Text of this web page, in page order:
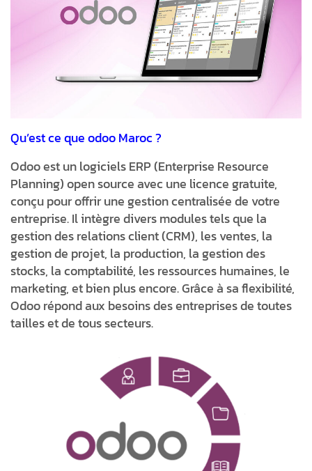
Qu’est ce que odoo Maroc ?
Odoo est un logiciels ERP (Enterprise Resource
Planning) open source avec une licence gratuite,
conçu pour offrir une gestion centralisée de votre
entreprise. Il intègre divers modules tels que la
gestion des relations client (CRM), les ventes, la
gestion de projet, la production, la gestion des
stocks, la comptabilité, les ressources humaines, le
marketing, et bien plus encore. Grâce à sa flexibilité,
Odoo répond aux besoins des entreprises de toutes
tailles et de tous secteurs.